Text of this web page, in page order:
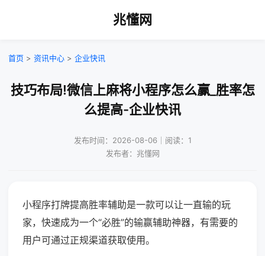
兆懂网
首页 > 资讯中心 > 企业快讯
技巧布局!微信上麻将小程序怎么赢_胜率怎
么提高-企业快讯
发布时间：2026-08-06｜阅读：1
发布者：兆懂网
小程序打牌提高胜率辅助是一款可以让一直输的玩
家，快速成为一个“必胜”的输赢辅助神器，有需要的
用户可通过正规渠道获取使用。